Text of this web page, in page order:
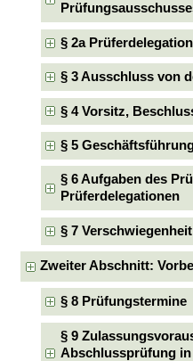
§ 2a Prüferdelegation
§ 3 Ausschluss von
§ 4 Vorsitz,
§ 5
§ 6 Aufgaben des
Prüferdelegationen
§ 7 Verschwiegenheit
Zweiter Abschnitt:
§ 8 Prüfungstermine
§ 9
Abschlussprüfung